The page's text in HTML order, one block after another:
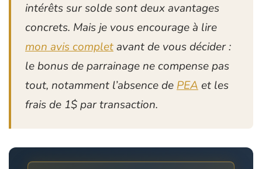
intérêts sur solde sont deux avantages
concrets. Mais je vous encourage à lire
mon avis completavant de vous décider :
le bonus de parrainage ne compense pas
tout, notamment l’absence de PEA et les
frais de 1$ par transaction.